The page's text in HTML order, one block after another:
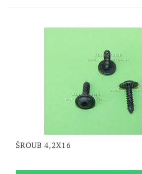
ŠROUB 4,2X16